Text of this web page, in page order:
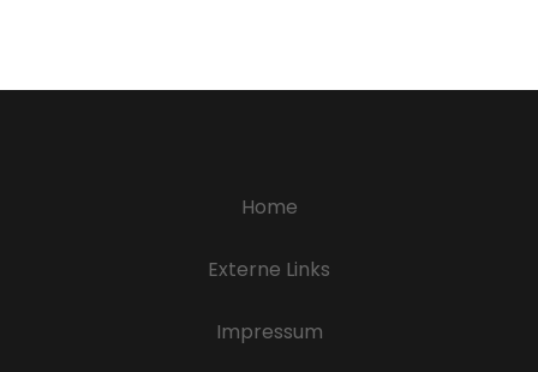
Home
Externe Links
Impressum